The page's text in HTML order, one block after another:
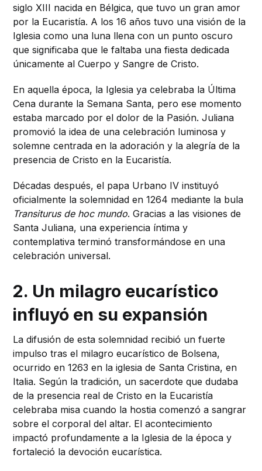
siglo XIII nacida en Bélgica, que tuvo un gran amor
por la Eucaristía. A los 16 años tuvo una visión de la
Iglesia como una luna llena con un punto oscuro
que significaba que le faltaba una fiesta dedicada
únicamente al Cuerpo y Sangre de Cristo.
En aquella época, la Iglesia ya celebraba la Última
Cena durante la Semana Santa, pero ese momento
estaba marcado por el dolor de la Pasión. Juliana
promovió la idea de una celebración luminosa y
solemne centrada en la adoración y la alegría de la
presencia de Cristo en la Eucaristía.
Décadas después, el papa Urbano IV instituyó
oficialmente la solemnidad en 1264 mediante la bula
Transiturus de hoc mundo. Gracias a las visiones de
Santa Juliana, una experiencia íntima y
contemplativa terminó transformándose en una
celebración universal.
2. Un milagro eucarístico
influyó en su expansión
La difusión de esta solemnidad recibió un fuerte
impulso tras el milagro eucarístico de Bolsena,
ocurrido en 1263 en la iglesia de Santa Cristina, en
Italia. Según la tradición, un sacerdote que dudaba
de la presencia real de Cristo en la Eucaristía
celebraba misa cuando la hostia comenzó a sangrar
sobre el corporal del altar. El acontecimiento
impactó profundamente a la Iglesia de la época y
fortaleció la devoción eucarística.